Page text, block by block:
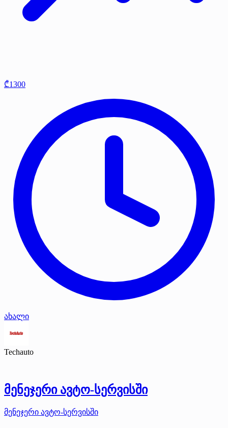
₾1300
ახალი
Techauto
მენეჯერი ავტო-სერვისში
მენეჯერი ავტო-სერვისში